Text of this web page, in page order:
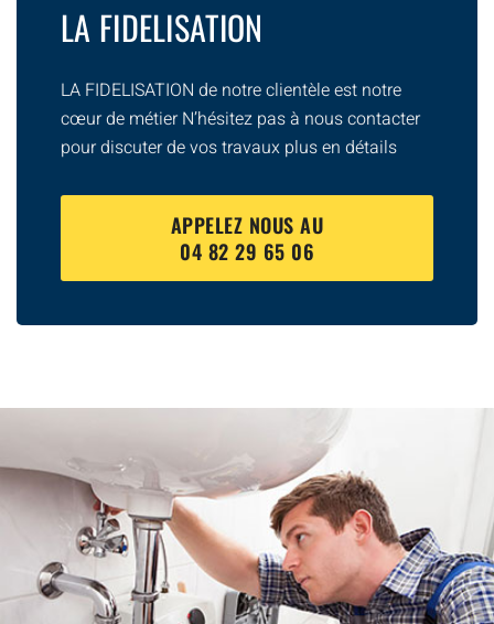
LA FIDELISATION
LA FIDELISATION de notre clientèle est notre
cœur de métier N’hésitez pas à nous contacter
pour discuter de vos travaux plus en détails
APPELEZ NOUS AU
04 82 29 65 06